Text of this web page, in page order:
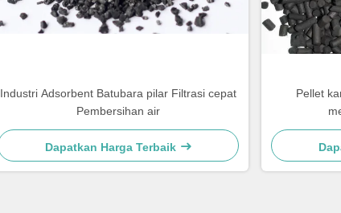
Industri Adsorbent Batubara pilar Filtrasi cepat
Pembersihan air
Dapatkan Harga Terbaik
Pellet